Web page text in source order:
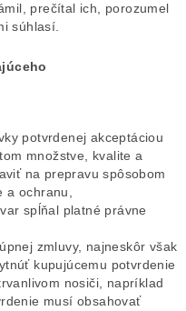
prečítal ich, porozumel
súhlasí.
potvrdenej akceptáciou
množstve, kvalite a
na prepravu spôsobom
a ochranu,
spĺňal platné právne
zmluvy, najneskôr však
kupujúcemu potvrdenie
nosiči, napríklad
musí obsahovať